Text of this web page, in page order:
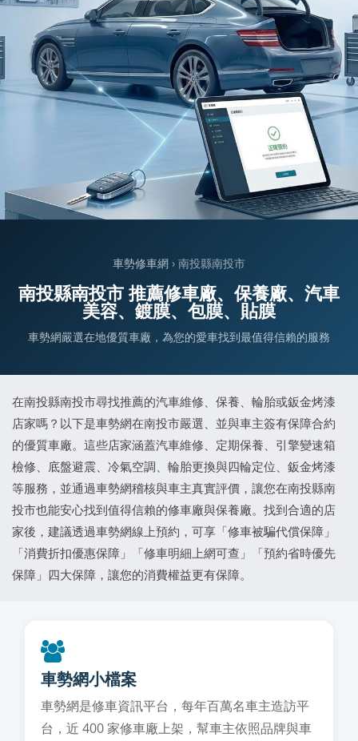
車勢修車網 › 南投縣南投市
南投縣南投市 推薦修車廠、保養廠、汽車
美容、鍍膜、包膜、貼膜
車勢網嚴選在地優質車廠，為您的愛車找到最值得信賴的服務
在南投縣南投市尋找推薦的汽車維修、保養、輪胎或鈑金烤漆
店家嗎？以下是車勢網在南投市嚴選、並與車主簽有保障合約
的優質車廠。這些店家涵蓋汽車維修、定期保養、引擎變速箱
檢修、底盤避震、冷氣空調、輪胎更換與四輪定位、鈑金烤漆
等服務，並通過車勢網稽核與車主真實評價，讓您在南投縣南
投市也能安心找到值得信賴的修車廠與保養廠。找到合適的店
家後，建議透過車勢網線上預約，可享「修車被騙代償保障」
「消費折扣優惠保障」「修車明細上網可查」「預約省時優先
保障」四大保障，讓您的消費權益更有保障。
車勢網小檔案
車勢網是修車資訊平台，每年百萬名車主造訪平
台，近 400 家修車廠上架，幫車主依照品牌與車